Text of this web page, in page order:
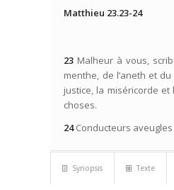
Matthieu 23.23-24
23 Malheur à vous,
menthe, de l’aneth et
justice, la miséricorde et
choses.
24Conducteurs
Synopsis Texte